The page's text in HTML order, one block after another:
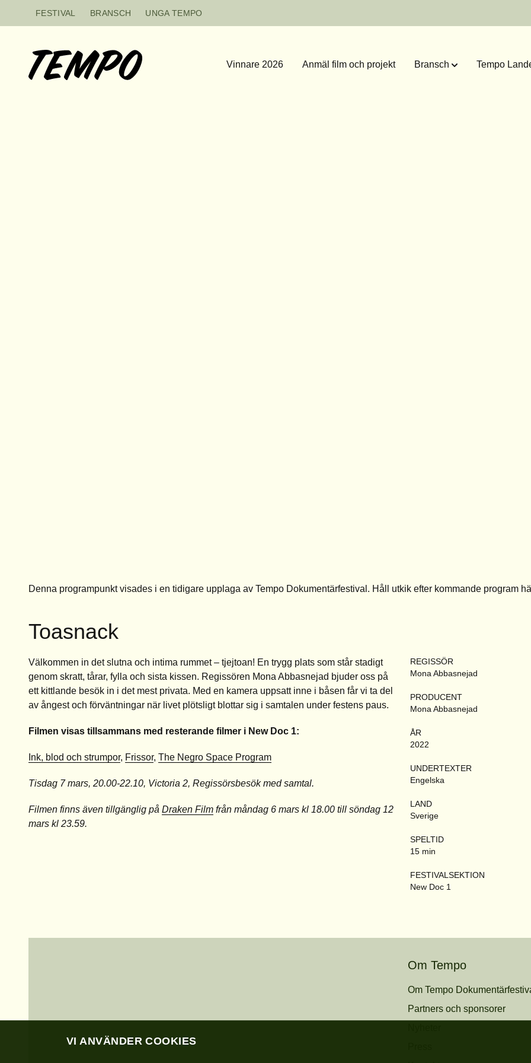
FESTIVAL BRANSCH UNGA TEMPO
Vinnare 2026 Anmäl film och projekt Bransch Tempo
Denna programpunkt visades i en tidigare upplaga av Tempo Dokumentärfestival. Håll utkik efter kommande program
Toasnack
Välkommen in det slutna och intima rummet – tjejtoan! En trygg plats som står stadigt
genom skratt, tårar, fylla och sista kissen. Regissören Mona Abbasnejad bjuder oss på
ett kittlande besök in i det mest privata. Med en kamera uppsatt inne i båsen får vi ta del
av ångest och förväntningar när livet plötsligt blottar sig i samtalen under festens paus.
Filmen visas tillsammans med resterande filmer i New Doc 1:
Ink, blod och strumpor, Frissor, The Negro Space Program
Tisdag 7 mars, 20.00-22.10, Victoria 2, Regissörsbesök med samtal.
Filmen finns även tillgänglig på Draken Film från måndag 6 mars kl 18.00 till söndag 12
mars kl 23.59.
REGISSÖR
Mona Abbasnejad
PRODUCENT
Mona Abbasnejad
ÅR
2022
UNDERTEXTER
Engelska
LAND
Sverige
SPELTID
15 min
FESTIVALSEKTION
New Doc 1
Om Tempo
Om Tempo
Partners och sponsorer
VI ANVÄNDER COOKIES